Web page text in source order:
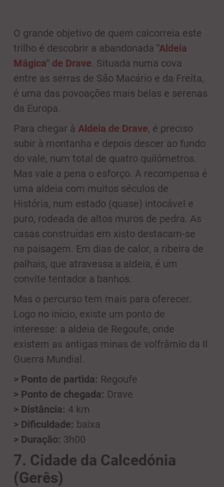
O grande objetivo de quem calcorreia este
trilho é descobrir a abandonada "Aldeia
Mágica" de Drave. Situada numa cova
entre as serras de São Macário e da Freita,
é uma das povoações mais belas e serenas
da Europa.
Para chegar à Aldeia de Drave, é preciso
subir à montanha e depois descer ao fundo
do vale, num total de quatro quilómetros.
Mas vale a pena o esforço. A recompensa é
uma aldeia com muitos séculos de
História, num estado (quase) intocável e
puro, rodeada de altos muros de pedra. As
casas construídas em xisto destacam-se
na paisagem. Em dias de calor, a ribeira de
palhais, que atravessa a aldeia, é um
convite tentador a banhos.
Mas o percurso tem mais para oferecer.
Logo no início, existe um ponto de
interesse: a aldeia de Regoufe, onde
existem as antigas minas de volfrâmio da II
Guerra Mundial.
> Ponto de partida: Regoufe
> Ponto de chegada: Drave
> Distância: 4 km
> Dificuldade: baixa
> Duração: 3h00
7. Cidade da Calcedónia
(Gerês)